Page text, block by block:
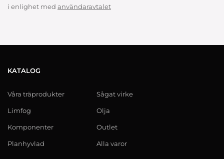
i enlighet med användaravtalet
KATALOG
Våra träprodukter
Limfog
Komponenter
Planhyvlad
Sågat virke
Olja
Outlet
Alla varor